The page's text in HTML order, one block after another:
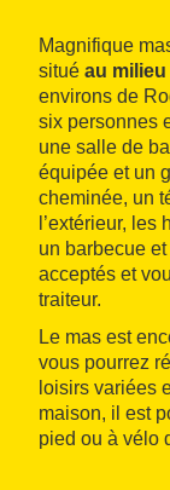
Magnifique
situé au
environs de
six personnes
une salle de
équipée et un
cheminée, un
l’extérieur,
un barbecue
acceptés et
traiteur.
Le mas est
vous pourrez
loisirs variées
maison, il est
pied ou à vélo